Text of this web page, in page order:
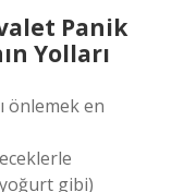
Panik
Yolları
önlemek en
gibi)